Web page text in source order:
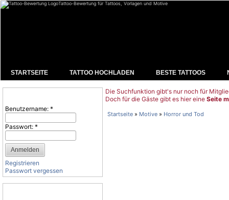
Tattoo-Bewertung für Tattoos, Vorlagen und Motive
STARTSEITE TATTOO HOCHLADEN BESTE TATTOOS
Benutzername: *
Passwort: *
Registrieren
Passwort vergessen
Die Suchfunktion gibt's nur noch für
Doch für die Gäste gibt es hier eine Seite
Startseite » Motive » Horror und Tod